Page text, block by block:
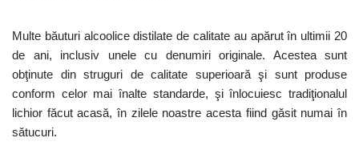
Multe băuturi alcoolice distilate de calitate au apărut în ultimii 20
de ani, inclusiv unele cu denumiri originale. Acestea sunt
obţinute din struguri de calitate superioară şi sunt produse
conform celor mai înalte standarde, şi înlocuiesc tradiţionalul
lichior făcut acasă, în zilele noastre acesta fiind găsit numai în
sătucuri.